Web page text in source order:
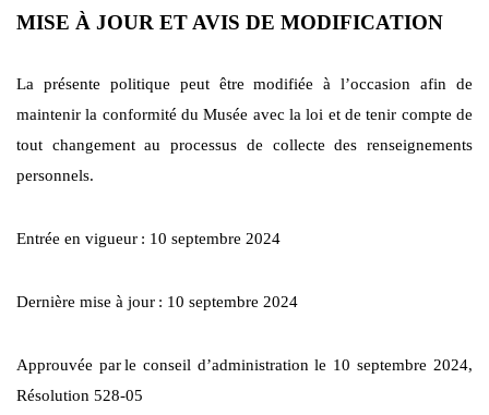
MISE À JOUR ET AVIS DE MODIFICATION
La présente politique peut être modifiée à l’occasion afin de
maintenir la conformité du Musée avec la loi et de tenir compte de
tout changement au processus de collecte des renseignements
personnels.
Entrée en vigueur : 10 septembre 2024
Dernière mise à jour : 10 septembre 2024
Approuvée parle conseil d’administration le 10 septembre 2024,
Résolution 528-05